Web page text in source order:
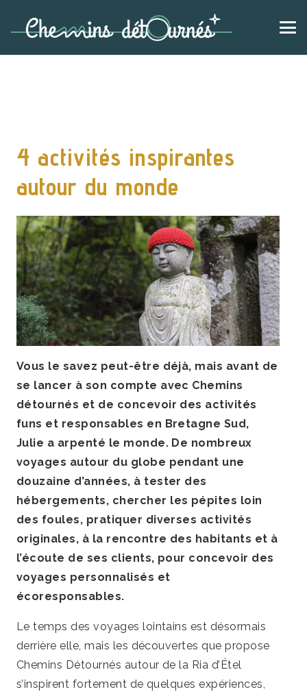
4 activités inspirantes
autour du monde
Vous le savez peut-être déjà, mais avant de
se lancer à son compte avec Chemins
détournés et de concevoir des activités
funs et responsables en Bretagne Sud,
Julie a arpenté le monde. De nombreux
voyages autour du globe pendant une
douzaine d’années, à tester des
hébergements, chercher les pépites loin
des foules, pratiquer diverses activités
originales, à la rencontre des habitants et à
l’écoute de ses clients, pour concevoir des
voyages personnalisés et
écoresponsables.
Le temps des voyages lointains est désormais
derrière elle, mais les découvertes que propose
Chemins Détournés autour de la Ria d’Étel
s’inspirent fortement de quelques expériences,